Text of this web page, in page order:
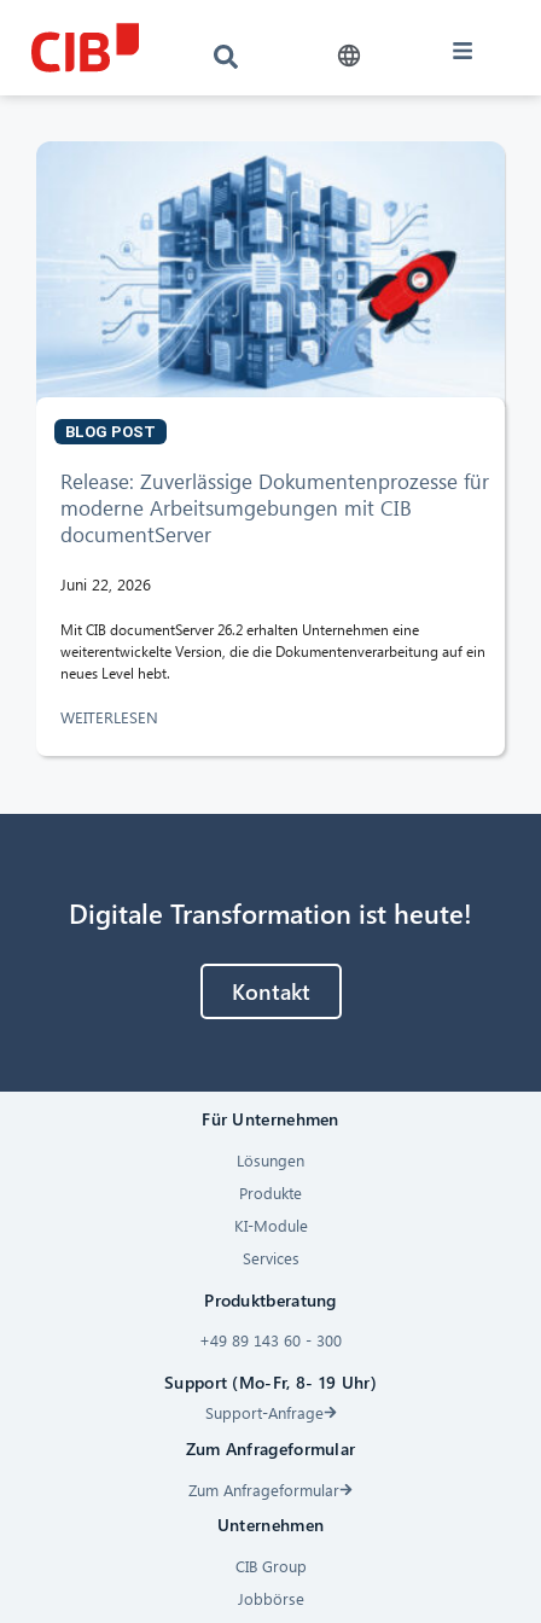
BLOG POST
Release: Zuverlässige Dokumentenprozesse für
moderne Arbeitsumgebungen mit CIB
documentServer
Juni 22, 2026
Mit CIB documentServer 26.2 erhalten Unternehmen eine
weiterentwickelte Version, die die Dokumentenverarbeitung auf ein
neues Level hebt.
WEITERLESEN
Digitale Transformation ist heute!
Kontakt
Für Unternehmen
Lösungen
Produkte
KI-Module
Services
Produktberatung
+49 89 143 60 - 300
Support (Mo-Fr, 8- 19 Uhr)
Support-Anfrage
Zum Anfrageformular
Zum Anfrageformular
Unternehmen
CIB Group
Jobbörse
Hallo! Was kann ich für Sie tun?